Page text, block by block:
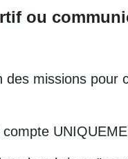
ou
missions